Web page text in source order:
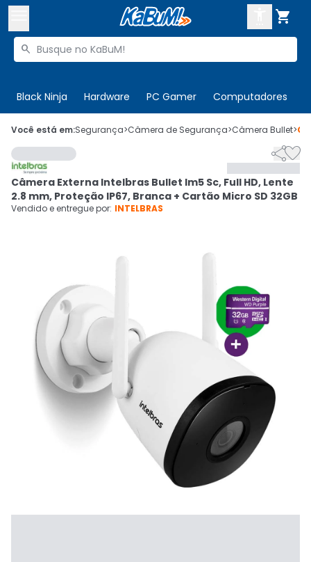

Buscar produtos

Black Ninja Hardware PC Gamer Computadores
 Olá. Acesse sua conta
 Departamentos
 Cupons
CADASTRE-SE
Você está em:Segurança>Câmera de Segurança>Câmera Bullet>

Câmera Externa Intelbras Bullet Im5 Sc, Full HD, Lente
2.8 mm, Proteção IP67, Branca + Cartão Micro SD 32GB
Vendido e entregue por: INTELBRAS